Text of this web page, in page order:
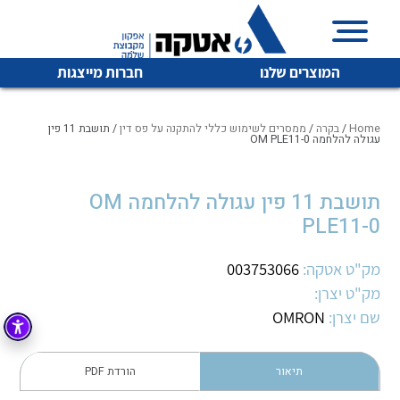
המוצרים שלנו חברות מייצגות
איכות | שרות | זמינות
אטקה בע”מ היא החברה הגדולה והמובילה בישראל בשיווק
מיתוג, בקרה , ואינסטלציה חשמלית ופעילה ב7 תחומים:
חשמל
קופסאות וארונות לחשמל, בקרה ואלקטרוניקה
לכל מוצרי היצרן לכל מוצרי היצרן
לכל מוצרי היצרן לכל מוצרי היצרן
Home
/בקרה / ממסרים לשימוש כללי להתקנה על פס דין / תושבת 11 פין
עגולה להלחמה OM PLE11-0
תושבת 11 פין עגולה להלחמה OM
PLE11-0
מק"ט אטקה: 003753066
מק"ט יצרן:
שם יצרן: OMRON
תיאור הורדת PDF